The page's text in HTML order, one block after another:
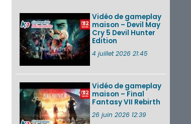
Un Fire Emblem :
Fortune’s Weave
Direct d’environ 20
août 2026...
Les sorties eShop de
la semaine 31 de
2026 (Xenoblade
Chronicles 2 –
Vidéo de gameplay
maison – Devil May
Cry 5 Devil Hunter
Edition
4 juillet 2026 21:45
Vidéo de gameplay
maison – Final
Fantasy VII Rebirth
26 juin 2026 12:39